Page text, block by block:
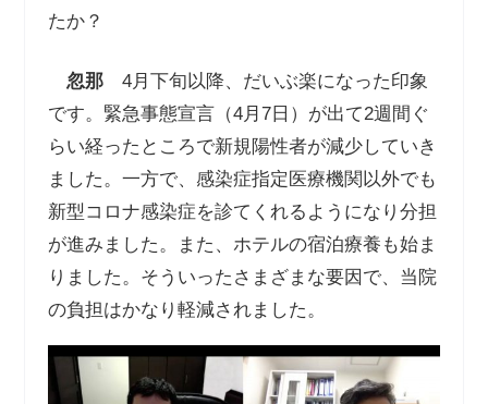
たか？
忽那4月下旬以降、だいぶ楽になった印象
です。緊急事態宣言（4月7日）が出て2週間ぐ
らい経ったところで新規陽性者が減少していき
ました。一方で、感染症指定医療機関以外でも
新型コロナ感染症を診てくれるようになり分担
が進みました。また、ホテルの宿泊療養も始ま
りました。そういったさまざまな要因で、当院
の負担はかなり軽減されました。